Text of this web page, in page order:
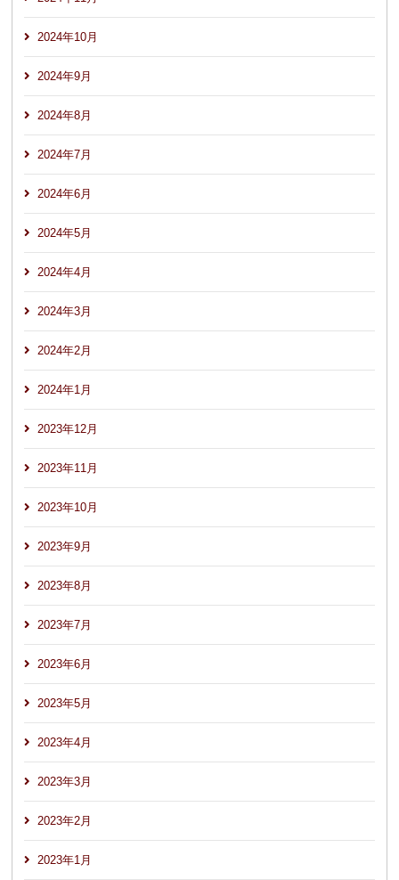
2024年10月
2024年9月
2024年8月
2024年7月
2024年6月
2024年5月
2024年4月
2024年3月
2024年2月
2024年1月
2023年12月
2023年11月
2023年10月
2023年9月
2023年8月
2023年7月
2023年6月
2023年5月
2023年4月
2023年3月
2023年2月
2023年1月